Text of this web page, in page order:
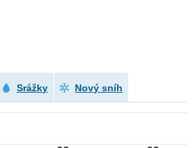
Srážky Nový sníh